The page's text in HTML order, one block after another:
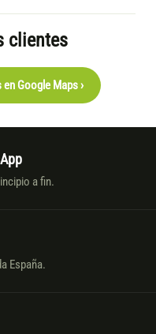
clientes
Google Maps ›
a fin.
España.